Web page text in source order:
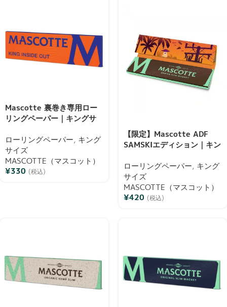
Mascotte 裏巻き専用ロー
リングペーパー｜キングサ
ドアウト・マグネット開閉
式
ローリングペーパー, キング
サイズ
MASCOTTE（マスコット）
¥330 (税込)
【限定】Mascotte ADF
SAMSKIエディション｜キン
ングペーパーコンビパック
(各34枚入り)
ローリングペーパー, キング
サイズ
MASCOTTE（マスコット）
¥420 (税込)